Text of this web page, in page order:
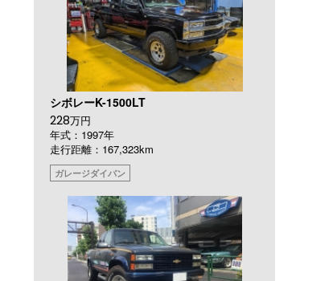
シボレーK-1500LT
228万円
年式：1997年
走行距離：167,323km
ガレージダイバン